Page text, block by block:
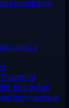
sieć z
bez pytań
inżynierowie